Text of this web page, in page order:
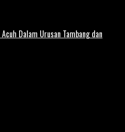
Dalam Urusan Tambang dan